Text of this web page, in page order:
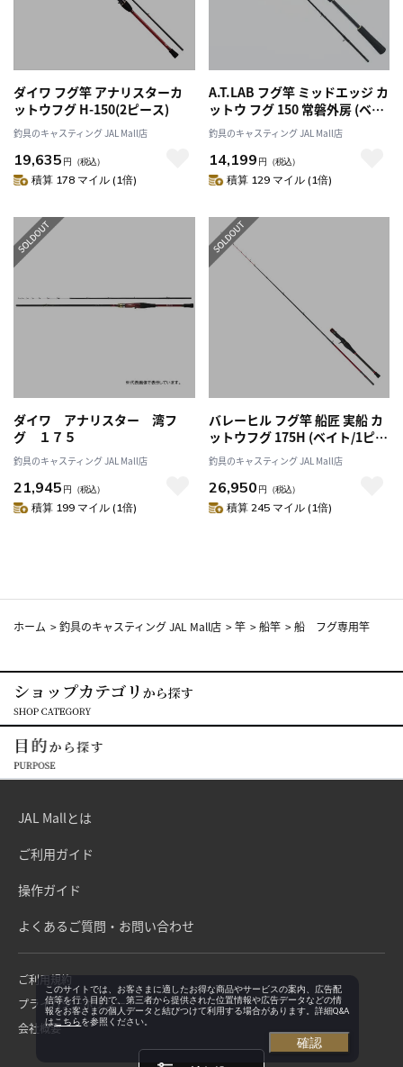
ダイワ フグ竿 アナリスターカ
ットウフグ H-150(2ピース)
釣具のキャスティング JAL Mall店
19,635 円 （税込）
積算 178 マイル (1倍)
A.T.LAB フグ竿 ミッドエッジ カ
ットウ フグ 150 常磐外房 (ベイ
ト 2ピース)
釣具のキャスティング JAL Mall店
14,199 円 （税込）
積算 129 マイル (1倍)
ダイワ アナリスター 湾フ
グ １７５
釣具のキャスティング JAL Mall店
21,945 円 （税込）
積算 199 マイル (1倍)
バレーヒル フグ竿 船匠 実船 カ
ットウフグ 175H (ベイト/1ピー
ス/グリップジョイント)
釣具のキャスティング JAL Mall店
26,950 円 （税込）
積算 245 マイル (1倍)
ホーム >釣具のキャスティング JAL Mall店 >竿 >船竿 >船 フグ専用竿
JAL Mallとは
ご利用ガイド
操作ガイド
よくあるご質問・お問い合わせ
ご利用規約
プライバシーポリシー
会社概要
このサイトでは、お客さまに適したお得な商品やサービスの案内、広告配
信等を行う目的で、第三者から提供された位置情報や広告データなどの情
報をお客さまの個人データと結びつけて利用する場合があります。詳細Q&A
はこちらを参照ください。
確認